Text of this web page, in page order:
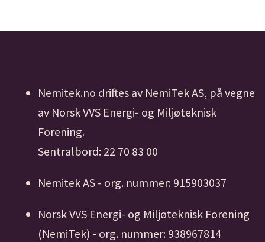
Nemitek.no driftes av NemiTek AS, på vegne
av Norsk VVS Energi- og Miljøteknisk
Forening.
Sentralbord: 22 70 83 00
Nemitek AS - org. nummer: 915903037
Norsk VVS Energi- og Miljøteknisk Forening
(NemiTek) - org. nummer: 938967814